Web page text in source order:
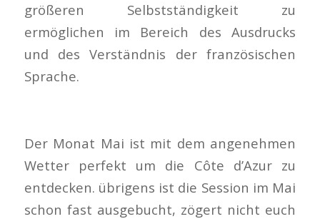
größeren Selbstständigkeit zu
ermöglichen im Bereich des Ausdrucks
und des Verständnis der französischen
Sprache.
Der Monat Mai ist mit dem angenehmen
Wetter perfekt um die Côte d’Azur zu
entdecken. übrigens ist die Session im Mai
schon fast ausgebucht, zögert nicht euch